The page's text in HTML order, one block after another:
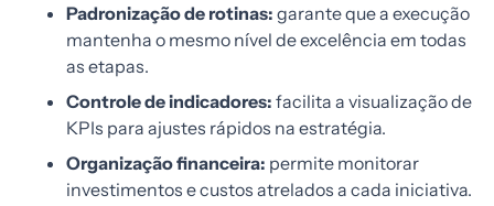
Padronização de rotinas: garante que a execução
mantenha o mesmo nível de excelência em todas
as etapas.
Controle de indicadores: facilita a visualização de
KPIs para ajustes rápidos na estratégia.
Organização financeira: permite monitorar
investimentos e custos atrelados a cada iniciativa.